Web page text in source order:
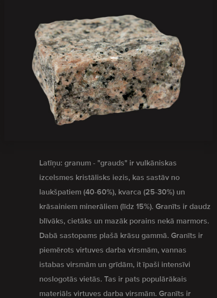
Latīņu: granum - "grauds" ir vulkāniskas
izcelsmes kristālisks iezis, kas sastāv no
laukšpatiem (40-60%), kvarca (25-30%) un
krāsainiem minerāliem (līdz 15%). Granīts ir daudz
blīvāks, cietāks un mazāk porains nekā marmors.
Dabā sastopams plašā krāsu gammā. Granīts ir
piemērots virtuves darba virsmām, vannas
istabas virsmām un grīdām, it īpaši intensīvi
noslogotās vietās. Tas ir pats populārākais
materiāls virtuves darba virsmām. Granīts ir